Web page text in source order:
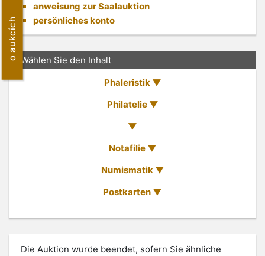
o aukcích
anweisung zur Saalauktion
persönliches konto
Wählen Sie den Inhalt
Phaleristik
Philatelie
Notafilie
Numismatik
Postkarten
Die Auktion wurde beendet, sofern Sie ähnliche